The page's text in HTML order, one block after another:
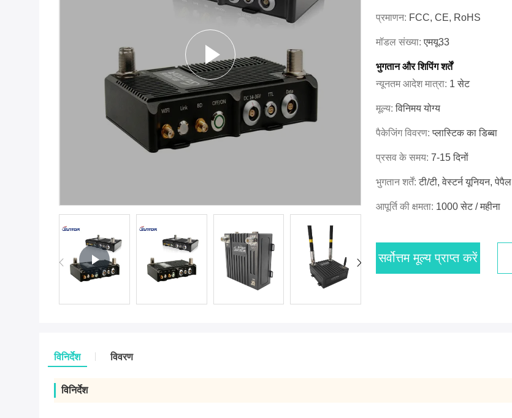
प्रमाणन: FCC, CE, RoHS
मॉडल संख्या:एमयू33
भुगतान और शिपिंग शर्तें
न्यूनतम आदेश मात्रा: 1 सेट
मूल्य:विनिमय योग्य
पैकेजिंग विवरण:प्लास्टिक का डिब्बा
प्रसव के समय: 7-15 दिनों
भुगतान शर्तें:टी/टी, वेस्टर्न यूनियन, पेपैल
आपूर्ति की क्षमता: 1000 सेट / महीना
सर्वोत्तम मूल्य प्राप्त करें
विनिर्देश विवरण
विनिर्देश